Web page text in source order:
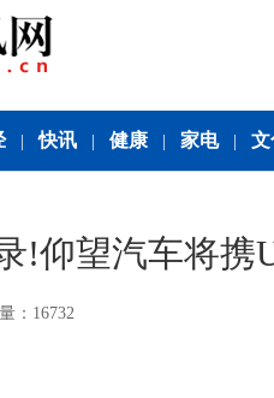
快讯 健康 家电 文
!仰望汽车将携
：16732